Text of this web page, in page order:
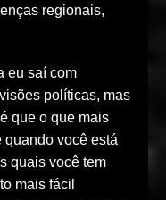
regionais,
eu saí com
políticas, mas
que o que mais
quando você está
quais você tem
mais fácil